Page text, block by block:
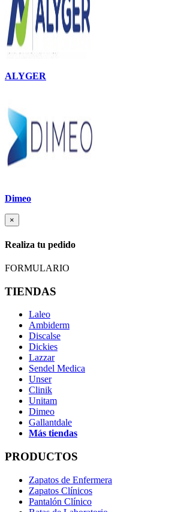
ALYGER
Dimeo
×
Realiza tu pedido
FORMULARIO
TIENDAS
Laleo
Ambiderm
Discalse
Dickies
Lazzar
Sendel Medica
Unser
Clinik
Unitam
Dimeo
Gallantdale
Más tiendas
PRODUCTOS
Zapatos de Enfermera
Zapatos Clínicos
Pantalón Clínico